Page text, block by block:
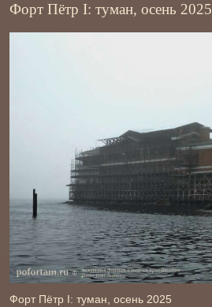
Форт Пётр І: туман, осень 2025
Форт Пётр І: туман, осень 2025